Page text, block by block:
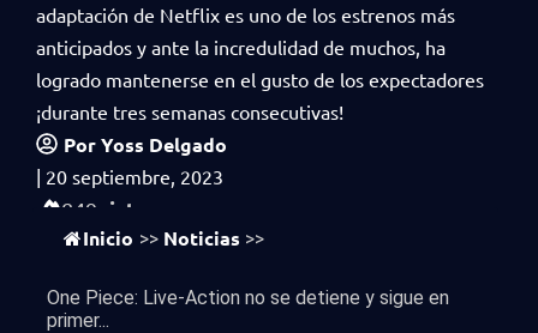
adaptación de Netflix es uno de los estrenos más
anticipados y ante la incredulidad de muchos, ha
logrado mantenerse en el gusto de los expectadores
¡durante tres semanas consecutivas!
PorYoss Delgado
| 20 septiembre, 2023
849 vistas
Inicio >> Noticias >>
One Piece: Live-Action no se detiene y sigue en
primer...